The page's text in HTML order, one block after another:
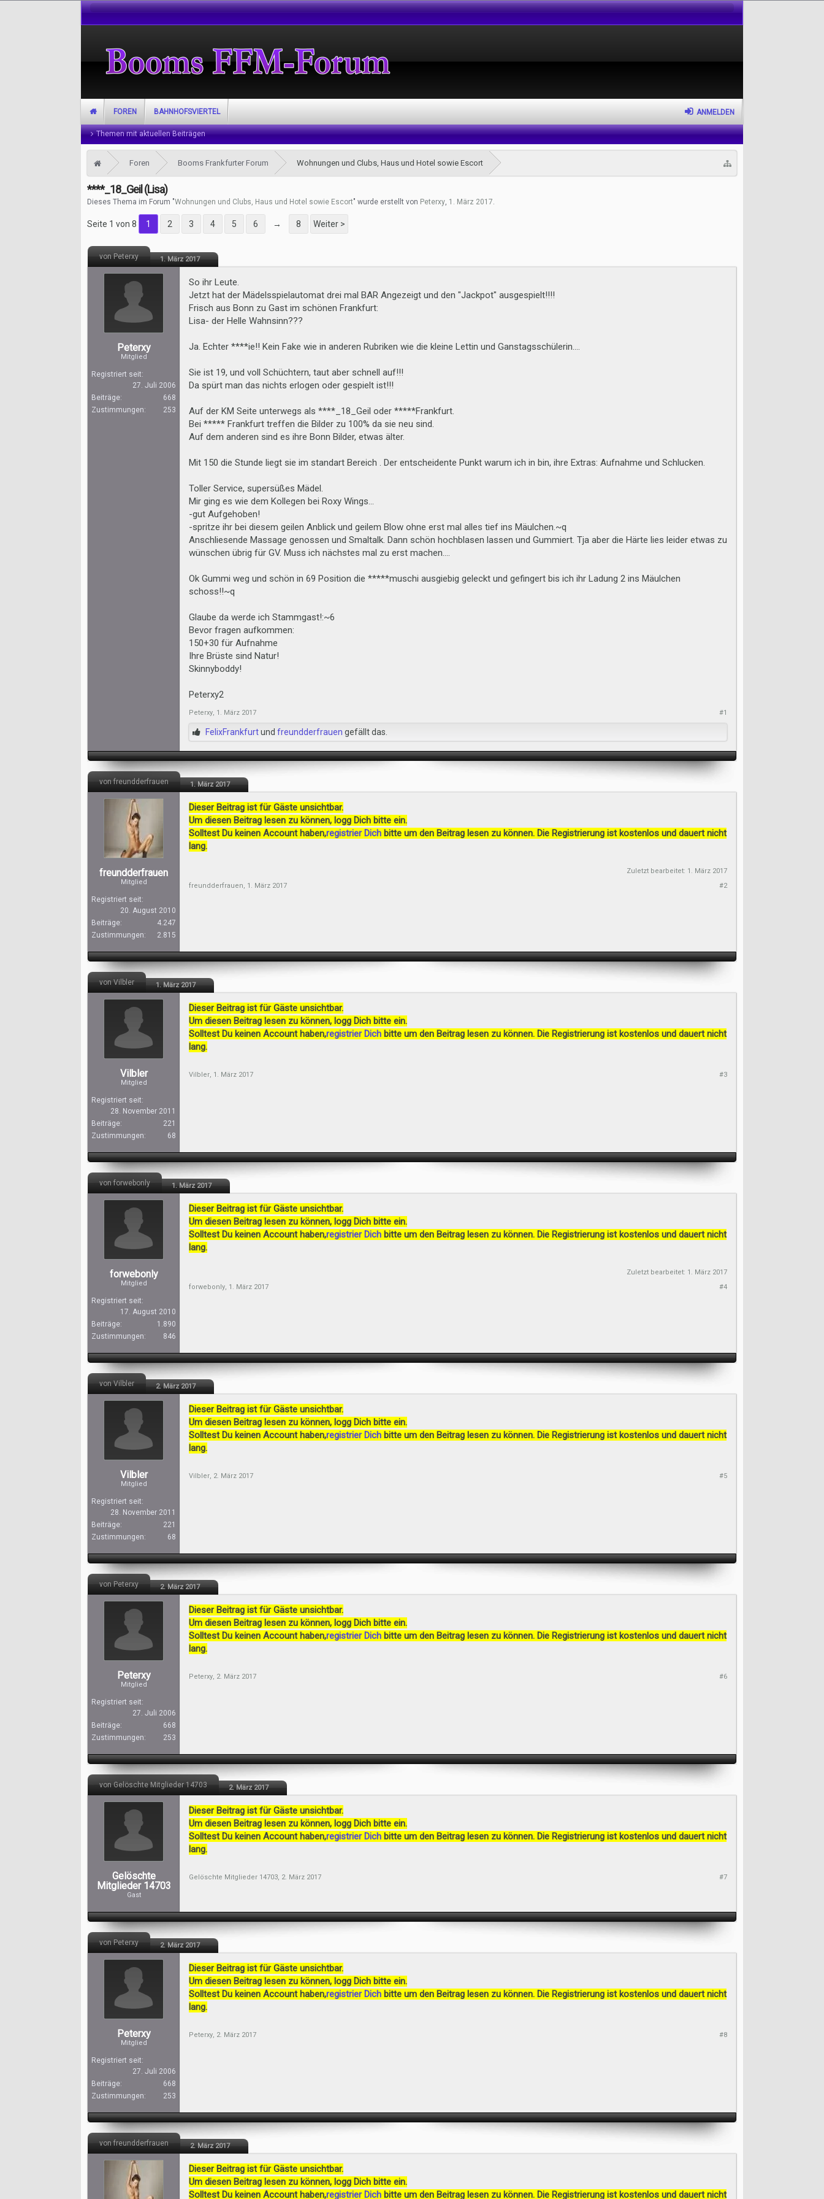
Foren Booms Frankfurter Forum Wohnungen und Clubs, Haus und Hotel sowie Escort
****_18_Geil (Lisa)
Dieses Thema im Forum "Wohnungen und Clubs, Haus und Hotel sowie Escort" wurde erstellt von Peterxy, 1. März 2017.
Seite 1 von 8 1 2 3 4 5 6 → 8 Weiter >
von Peterxy 1. März 2017
Peterxy
Mitglied
Registriert seit:
27. Juli 2006
Beiträge:
668
Zustimmungen:
253
So ihr Leute.
Jetzt hat der Mädelsspielautomat drei mal BAR Angezeigt und den "Jackpot" ausgespielt!!!!
Frisch aus Bonn zu Gast im schönen Frankfurt:
Lisa- der Helle Wahnsinn???
Ja. Echter ****ie!! Kein Fake wie in anderen Rubriken wie die kleine Lettin und Ganstagsschülerin....
Sie ist 19, und voll Schüchtern, taut aber schnell auf!!!
Da spürt man das nichts erlogen oder gespielt ist!!!
Auf der KM Seite unterwegs als ****_18_Geil oder *****Frankfurt.
Bei ***** Frankfurt treffen die Bilder zu 100% da sie neu sind.
Auf dem anderen sind es ihre Bonn Bilder, etwas älter.
Mit 150 die Stunde liegt sie im standart Bereich . Der entscheidente Punkt warum ich in bin, ihre Extras: Aufnahme und Schlucken.
Toller Service, supersüßes Mädel.
Mir ging es wie dem Kollegen bei Roxy Wings...
-gut Aufgehoben!
-spritze ihr bei diesem geilen Anblick und geilem Blow ohne erst mal alles tief ins Mäulchen.~q
Anschliesende Massage genossen und Smaltalk. Dann schön hochblasen lassen und Gummiert. Tja aber die Härte lies leider etwas zu
wünschen übrig für GV. Muss ich nächstes mal zu erst machen....
Ok Gummi weg und schön in 69 Position die *****muschi ausgiebig geleckt und gefingert bis ich ihr Ladung 2 ins Mäulchen
schoss!!~q
Glaube da werde ich Stammgast!:~6
Bevor fragen aufkommen:
150+30 für Aufnahme
Ihre Brüste sind Natur!
Skinnyboddy!
Peterxy2
Peterxy, 1. März 2017 #1
FelixFrankfurtund freundderfrauen gefällt das.
von freundderfrauen 1. März 2017
freundderfrauen
Mitglied
Registriert seit:
20. August 2010
Beiträge:
4.247
Zustimmungen:
2.815
Dieser Beitrag ist für Gäste unsichtbar.
Um diesen Beitrag lesen zu können, logg Dich bitte ein.
Solltest Du keinen Account haben,registrier Dich bitte um den Beitrag lesen zu können. Die Registrierung ist kostenlos und dauert nicht
lang.
Zuletzt bearbeitet: 1. März 2017
freundderfrauen, 1. März 2017 #2
von Vilbler 1. März 2017
Vilbler
Mitglied
Registriert seit:
28. November 2011
Beiträge:
221
Zustimmungen:
68
Dieser Beitrag ist für Gäste unsichtbar.
Um diesen Beitrag lesen zu können, logg Dich bitte ein.
Solltest Du keinen Account haben,registrier Dich bitte um den Beitrag lesen zu können. Die Registrierung ist kostenlos und dauert nicht
lang.
Vilbler, 1. März 2017 #3
von forwebonly 1. März 2017
forwebonly
Mitglied
Registriert seit:
17. August 2010
Beiträge:
1.890
Zustimmungen:
846
Dieser Beitrag ist für Gäste unsichtbar.
Um diesen Beitrag lesen zu können, logg Dich bitte ein.
Solltest Du keinen Account haben,registrier Dich bitte um den Beitrag lesen zu können. Die Registrierung ist kostenlos und dauert nicht
lang.
Zuletzt bearbeitet: 1. März 2017
forwebonly, 1. März 2017 #4
von Vilbler 2. März 2017
Vilbler
Mitglied
Registriert seit:
28. November 2011
Beiträge:
221
Zustimmungen:
68
Dieser Beitrag ist für Gäste unsichtbar.
Um diesen Beitrag lesen zu können, logg Dich bitte ein.
Solltest Du keinen Account haben,registrier Dich bitte um den Beitrag lesen zu können. Die Registrierung ist kostenlos und dauert nicht
lang.
Vilbler, 2. März 2017 #5
von Peterxy 2. März 2017
Peterxy
Mitglied
Registriert seit:
27. Juli 2006
Beiträge:
668
Zustimmungen:
253
Dieser Beitrag ist für Gäste unsichtbar.
Um diesen Beitrag lesen zu können, logg Dich bitte ein.
Solltest Du keinen Account haben,registrier Dich bitte um den Beitrag lesen zu können. Die Registrierung ist kostenlos und dauert nicht
lang.
Peterxy, 2. März 2017 #6
von Gelöschte Mitglieder 14703 2. März 2017
Gelöschte
Mitglieder 14703
Gast
Dieser Beitrag ist für Gäste unsichtbar.
Um diesen Beitrag lesen zu können, logg Dich bitte ein.
Solltest Du keinen Account haben,registrier Dich bitte um den Beitrag lesen zu können. Die Registrierung ist kostenlos und dauert nicht
lang.
Gelöschte Mitglieder 14703, 2. März 2017 #7
von Peterxy 2. März 2017
Peterxy
Mitglied
Registriert seit:
27. Juli 2006
Beiträge:
668
Zustimmungen:
253
Dieser Beitrag ist für Gäste unsichtbar.
Um diesen Beitrag lesen zu können, logg Dich bitte ein.
Solltest Du keinen Account haben,registrier Dich bitte um den Beitrag lesen zu können. Die Registrierung ist kostenlos und dauert nicht
lang.
Peterxy, 2. März 2017 #8
von freundderfrauen 2. März 2017
Dieser Beitrag ist für Gäste unsichtbar.
Um diesen Beitrag lesen zu können, logg Dich bitte ein.
Solltest Du keinen Account haben,registrier Dich bitte um den Beitrag lesen zu können. Die Registrierung ist kostenlos und dauert nicht
FOREN
Themen mit aktuellen Beiträgen
BAHNHOFSVIERTEL ANMELDEN